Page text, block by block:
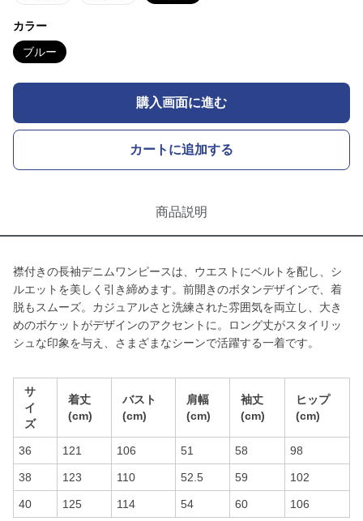
カラー
ブルー
購入画面に進む
カートに追加する
商品説明
襟付きの長袖デニムワンピースは、ウエストにベルトを配し、シ
ルエットを美しく引き締めます。前開きのボタンデザインで、着
脱もスムーズ。カジュアルさと洗練された雰囲気を両立し、大き
めのポケットがデザインのアクセントに。ロング丈がスタイリッ
シュな印象を与え、さまざまなシーンで活躍する一着です。
サ
イ
ズ
着丈
(cm)
バスト
(cm)
肩幅
(cm)
袖丈
(cm)
ヒップ
(cm)
36 121 106 51 58 98
38 123 110 52.5 59 102
40 125 114 54 60 106